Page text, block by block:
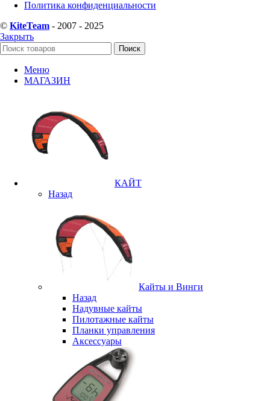
Политика конфиденциальности
© KiteTeam - 2007 - 2025
Закрыть
Поиск
Меню
МАГАЗИН
КАЙТ
Назад
Кайты и Винги
Назад
Надувные кайты
Пилотажные кайты
Планки управления
Аксессуары